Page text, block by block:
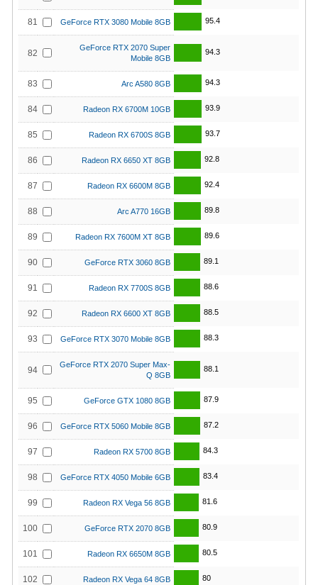
81 GeForce RTX 3080 Mobile 8GB 95.4
82
GeForce RTX 2070 Super
Mobile 8GB
94.3
83 Arc A580 8GB 94.3
84 Radeon RX 6700M 10GB 93.9
85 Radeon RX 6700S 8GB 93.7
86 Radeon RX 6650 XT 8GB 92.8
87 Radeon RX 6600M 8GB 92.4
88 Arc A770 16GB 89.8
89 Radeon RX 7600M XT 8GB 89.6
90 GeForce RTX 3060 8GB 89.1
91 Radeon RX 7700S 8GB 88.6
92 Radeon RX 6600 XT 8GB 88.5
93 GeForce RTX 3070 Mobile 8GB 88.3
94
GeForce RTX 2070 Super Max-
Q 8GB
88.1
95 GeForce GTX 1080 8GB 87.9
96 GeForce RTX 5060 Mobile 8GB 87.2
97 Radeon RX 5700 8GB 84.3
98 GeForce RTX 4050 Mobile 6GB 83.4
99 Radeon RX Vega 56 8GB 81.6
100 GeForce RTX 2070 8GB 80.9
101 Radeon RX 6650M 8GB 80.5
102 Radeon RX Vega 64 8GB 80